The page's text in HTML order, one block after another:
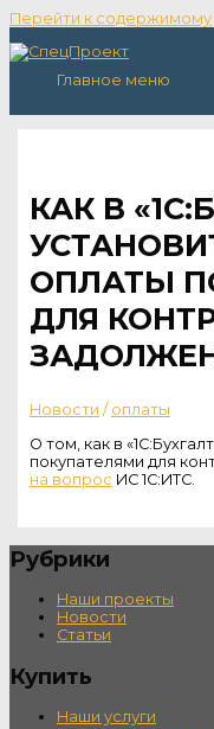
Перейти к содержимому
Главное меню
КАК В
ОПЛАТЫ
ДЛЯ
Новости / оплаты
О том, как в
покупателями для
на вопрос ИС 1С:ИТС.
Рубрики
Наши проекты
Новости
Статьи
Купить
Наши услуги